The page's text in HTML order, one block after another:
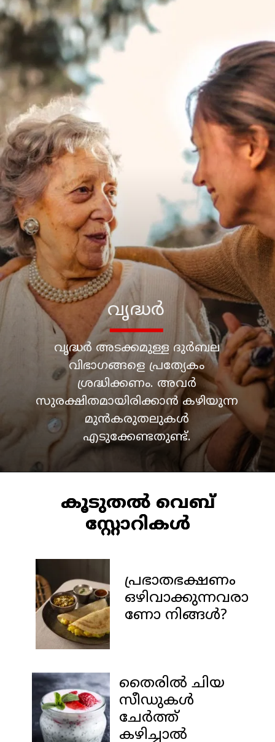
വൃദ്ധർ അടക്കമുള്ള ദുർബല
വിഭാഗങ്ങളെ പ്രത്യേകം
ശ്രദ്ധിക്കണം. അവർ
സുരക്ഷിതമായിരിക്കാൻ കഴിയുന്ന
മുൻകരുതലുകൾ
കൂടുതൽ വെബ്
സ്റ്റോറികൾ
കൂടുതൽ വെബ്
സ്റ്റോറികൾ
പ്രഭാതഭക്ഷണം
ഒഴിവാക്കുന്നവരാ
ണോ നിങ്ങൾ?
തൈരില്‍ ചിയ
സീഡുകള്‍
ചേര്‍ത്ത്
കഴിച്ചാൽ